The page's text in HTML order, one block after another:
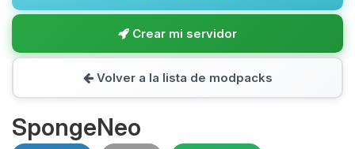
Crear mi servidor
Volver a la lista de modpacks
SpongeNeo